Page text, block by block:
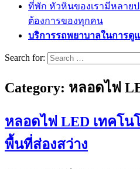
ที่พัก หัวหินของเรามีหลาย
ต้องการของทุกคน
บริการรถพยาบาลในการดู
Search for:
Category: หลอดไฟ
หลอดไฟ LED เทคโน
พื้นที่ส่องสว่าง